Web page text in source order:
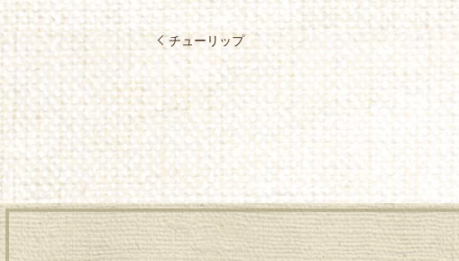
チューリップ